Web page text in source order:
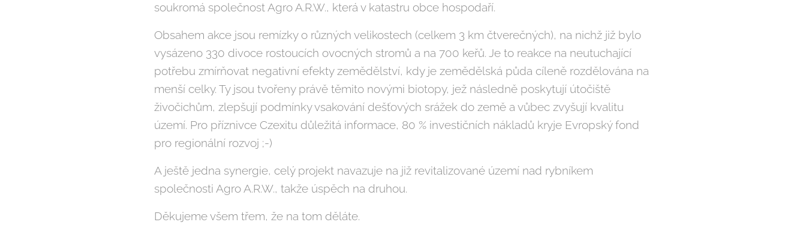
soukromá společnost Agro A.R.W., která v katastru obce hospodaří.
Obsahem akce jsou remízky o různých velikostech (celkem 3 km čtverečných), na nichž již bylo
vysázeno 330 divoce rostoucích ovocných stromů a na 700 keřů. Je to reakce na neutuchající
potřebu zmírňovat negativní efekty zemědělství, kdy je zemědělská půda cíleně rozdělována na
menší celky. Ty jsou tvořeny právě těmito novými biotopy, jež následně poskytují útočiště
živočichům, zlepšují podmínky vsakování dešťových srážek do země a vůbec zvyšují kvalitu
území. Pro příznivce Czexitu důležitá informace, 80 % investičních nákladů kryje Evropský fond
pro regionální rozvoj ;-)
A ještě jedna synergie, celý projekt navazuje na již revitalizované území nad rybníkem
společnosti Agro A.R.W., takže úspěch na druhou.
Děkujeme všem třem, že na tom děláte.